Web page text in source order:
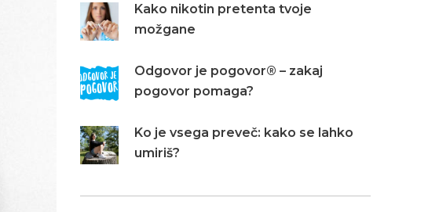
Kako nikotin pretenta tvoje
možgane
Odgovor je pogovor® – zakaj
pogovor pomaga?
Ko je vsega preveč: kako se lahko
umiriš?